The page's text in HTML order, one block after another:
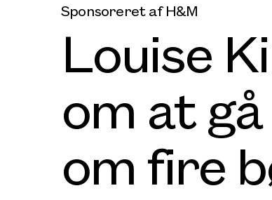
Sponsoreret af H&M
Louise
om at
om fire